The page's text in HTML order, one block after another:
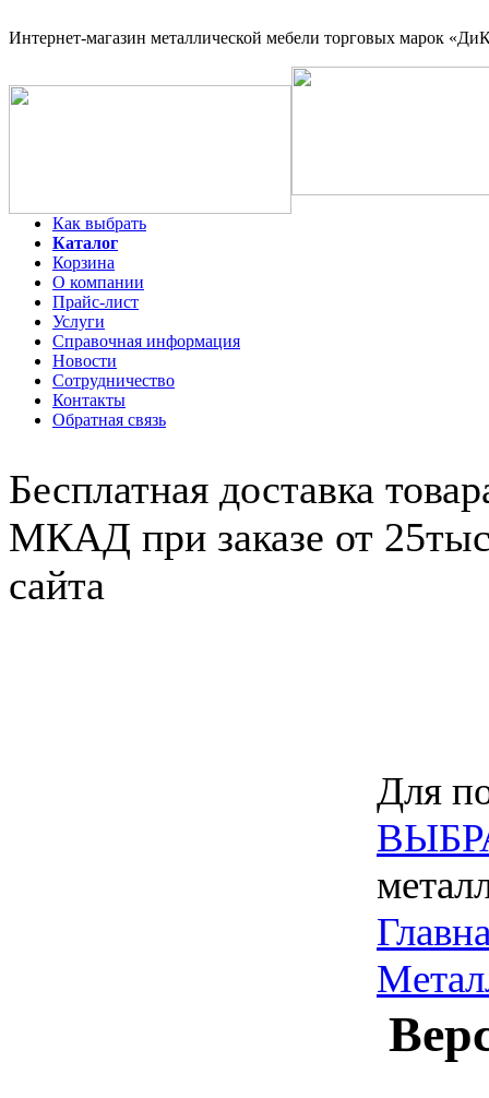
Интернет-магазин металлической мебели торговых марок
Как выбрать
Каталог
Корзина
О компании
Прайс-лист
Услуги
Справочная информация
Новости
Сотрудничество
Контакты
Обратная связь
Бесплатная доставка
МКАД при заказе от
сайта
Для